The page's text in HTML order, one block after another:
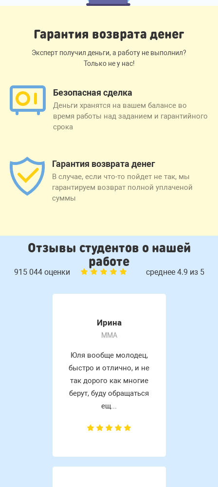
Гарантия возврата денег
Эксперт получил деньги, а работу не выполнил?
Только не у нас!
Безопасная сделка
Деньги хранятся на вашем балансе во
время работы над заданием и гарантийного
срока
Гарантия возврата денег
В случае, если что-то пойдет не так, мы
гарантируем возврат полной уплаченой
суммы
Отзывы студентов о нашей
работе
915 044 оценки среднее 4.9 из 5
Ирина
MMA
Юля вообще молодец,
быстро и отлично, и не
так дорого как многие
берут, буду обращаться
ещ...